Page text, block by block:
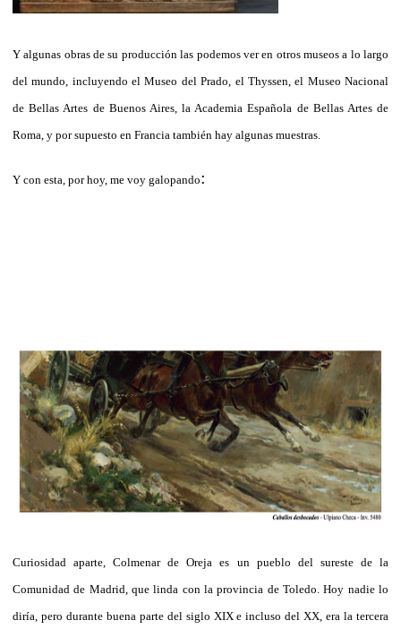
Y algunas obras de su producción las podemos ver en otros museos a lo largo
del mundo, incluyendo el Museo del Prado, el Thyssen, el Museo Nacional
de Bellas Artes de Buenos Aires, la Academia Española de Bellas Artes de
Roma, y por supuesto en Francia también hay algunas muestras.
Y con esta, por hoy, me voy galopando:
Curiosidad aparte, Colmenar de Oreja es un pueblo del sureste de la
Comunidad de Madrid, que linda con la provincia de Toledo. Hoy nadie lo
diría, pero durante buena parte del siglo XIX e incluso del XX, era la tercera